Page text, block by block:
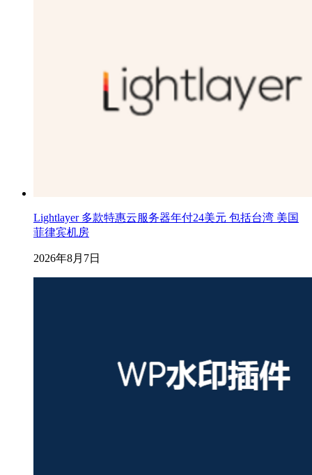
Lightlayer 多款特惠云服务器年付24美元 包括台湾 美国
菲律宾机房
2026年8月7日